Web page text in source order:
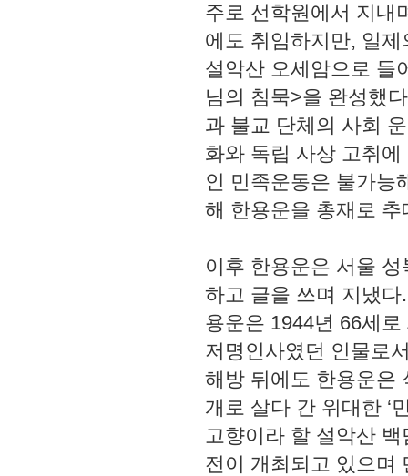
주로 선학원에서 지내
에도 취임하지만, 일
설악산 오세암으로 들
님의 침묵>을 완성했
과 불교 단체의 사회
화와 독립 사상 고취
인 민족운동은 불가능
해 한용운을 총재로
이후 한용운은 서울
하고 글을 쓰며 지냈
용운은 1944년 66세
저명인사였던 인물로
해방 뒤에도 한용운은
개로 살다 간 위대한 ‘
고향이라 할 설악산
전이 개최되고 있으며